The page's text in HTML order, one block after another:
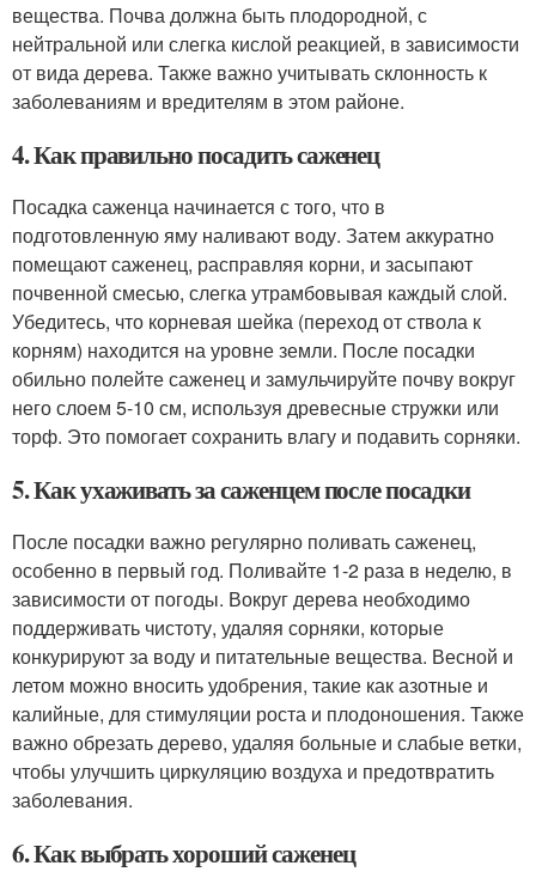
вещества. Почва должна быть плодородной, с
нейтральной или слегка кислой реакцией, в зависимости
от вида дерева. Также важно учитывать склонность к
заболеваниям и вредителям в этом районе.
4. Как правильно посадить саженец
Посадка саженца начинается с того, что в
подготовленную яму наливают воду. Затем аккуратно
помещают саженец, расправляя корни, и засыпают
почвенной смесью, слегка утрамбовывая каждый слой.
Убедитесь, что корневая шейка (переход от ствола к
корням) находится на уровне земли. После посадки
обильно полейте саженец и замульчируйте почву вокруг
него слоем 5-10 см, используя древесные стружки или
торф. Это помогает сохранить влагу и подавить сорняки.
5. Как ухаживать за саженцем после посадки
После посадки важно регулярно поливать саженец,
особенно в первый год. Поливайте 1-2 раза в неделю, в
зависимости от погоды. Вокруг дерева необходимо
поддерживать чистоту, удаляя сорняки, которые
конкурируют за воду и питательные вещества. Весной и
летом можно вносить удобрения, такие как азотные и
калийные, для стимуляции роста и плодоношения. Также
важно обрезать дерево, удаляя больные и слабые ветки,
чтобы улучшить циркуляцию воздуха и предотвратить
заболевания.
6. Как выбрать хороший саженец